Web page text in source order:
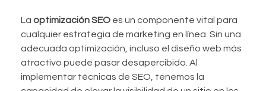
La optimización SEO es un componente vital para
cualquier estrategia de marketing en línea. Sin una
adecuada optimización, incluso el diseño web más
atractivo puede pasar desapercibido. Al
implementar técnicas de SEO, tenemos la